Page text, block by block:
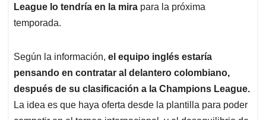
League lo tendría en la mira para la próxima
temporada.
Según la información, el equipo inglés estaría
pensando en contratar al delantero colombiano,
después de su clasificación a la Champions League.
La idea es que haya oferta desde la plantilla para poder